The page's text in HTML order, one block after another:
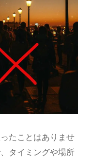
たことはありませ
タイミングや場所